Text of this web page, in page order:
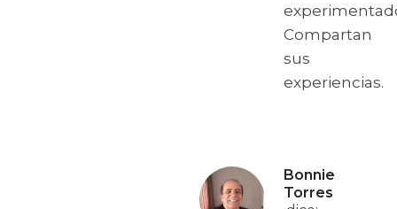
Compartan
sus
experiencias.
Bonnie
Torres